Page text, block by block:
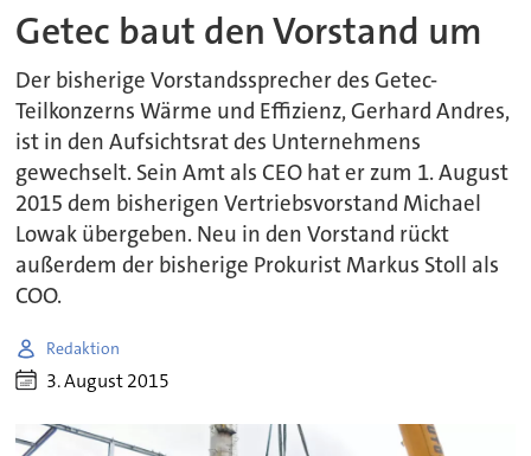
Getec baut den Vorstand um
Der bisherige Vorstandssprecher des Getec-
Teilkonzerns Wärme und Effizienz, Gerhard Andres,
ist in den Aufsichtsrat des Unternehmens
gewechselt. Sein Amt als CEO hat er zum 1. August
2015 dem bisherigen Vertriebsvorstand Michael
Lowak übergeben. Neu in den Vorstand rückt
außerdem der bisherige Prokurist Markus Stoll als
COO.
Redaktion
3. August 2015